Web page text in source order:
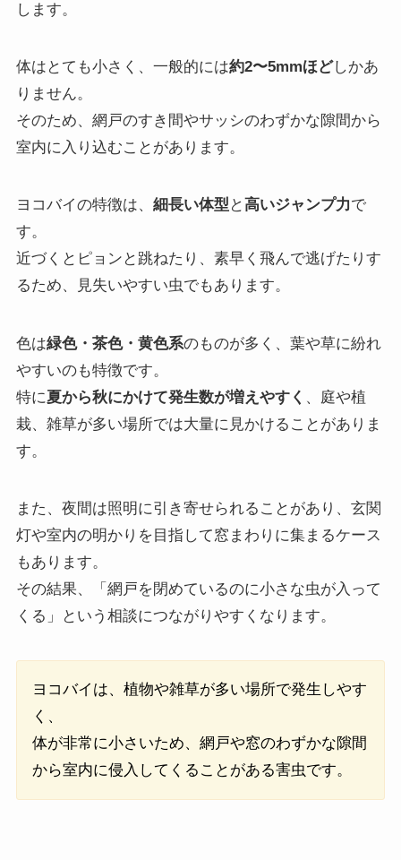
します。
体はとても小さく、一般的には約2〜5mmほどしかあ
りません。
そのため、網戸のすき間やサッシのわずかな隙間から
室内に入り込むことがあります。
ヨコバイの特徴は、 細長い体型 と 高いジャンプ力で
す。
近づくとピョンと跳ねたり、素早く飛んで逃げたりす
るため、見失いやすい虫でもあります。
色は緑色・茶色・黄色系のものが多く、葉や草に紛れ
やすいのも特徴です。
特に夏から秋にかけて発生数が増えやすく 、庭や植
栽、雑草が多い場所では大量に見かけることがありま
す。
また、夜間は照明に引き寄せられることがあり、玄関
灯や室内の明かりを目指して窓まわりに集まるケース
もあります。
その結果、「網戸を閉めているのに小さな虫が入って
くる」という相談につながりやすくなります。
ヨコバイは、植物や雑草が多い場所で発生しやす
く、
体が非常に小さいため、網戸や窓のわずかな隙間
から室内に侵入してくることがある害虫です。